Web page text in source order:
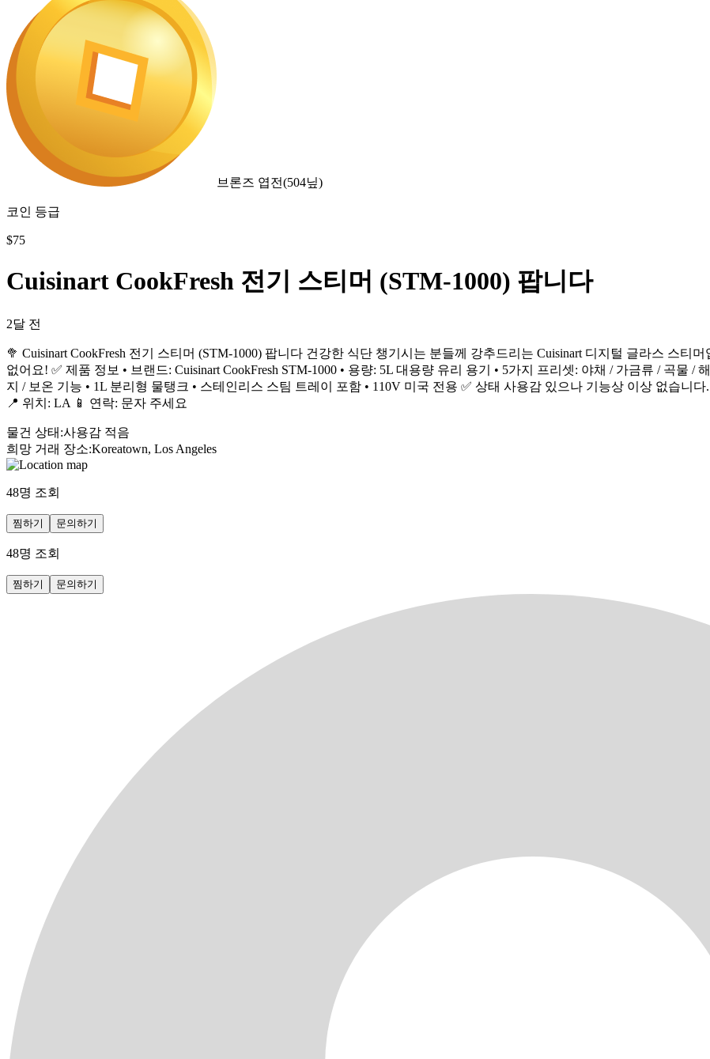
브론즈 엽전(504닢)
코인 등급
$75
Cuisinart CookFresh 전기 스티머 (STM-1000) 팝니다
2달 전
🥦 Cuisinart CookFresh 전기 스티머 (STM-1000) 팝니다 건강한 식단 챙기시는 분들께 강추드리는 Cuisinart 디지털 글라스 스
없어요! ✅ 제품 정보 • 브랜드: Cuisinart CookFresh STM-1000 • 용량: 5L 대용량 유리 용기 • 5가지 프리셋: 야채 / 가금류 / 곡물 /
지 / 보온 기능 • 1L 분리형 물탱크 • 스테인리스 스팀 트레이 포함 • 110V 미국 전용 ✅ 상태 사용감 있으나 기능상 이상 없습니
📍 위치: LA 📱 연락: 문자 주세요
물건 상태 :사용감 적음
희망 거래 장소:Koreatown, Los Angeles
48명 조회
찜하기 문의하기
48명 조회
찜하기 문의하기